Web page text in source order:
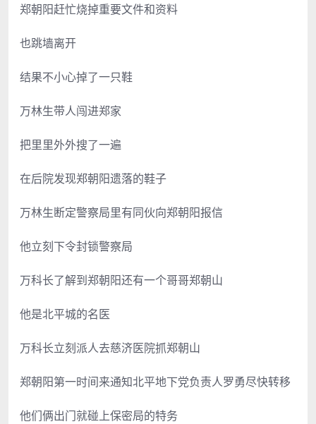
郑朝阳赶忙烧掉重要文件和资料
也跳墙离开
结果不小心掉了一只鞋
万林生带人闯进郑家
把里里外外搜了一遍
在后院发现郑朝阳遗落的鞋子
万林生断定警察局里有同伙向郑朝阳报信
他立刻下令封锁警察局
万科长了解到郑朝阳还有一个哥哥郑朝山
他是北平城的名医
万科长立刻派人去慈济医院抓郑朝山
郑朝阳第一时间来通知北平地下党负责人罗勇尽快转移
他们俩出门就碰上保密局的特务